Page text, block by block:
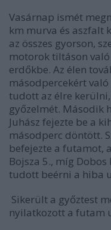
Vasárnap ismét
km murva és aszfalt
az összes gyorson,
motorok tiltáson
erdőkbe. Az élen
másodpercekért való
tudott az élre
győzelmét. Második
Juhász fejezte be a
másodperc döntött.
befejezte a futamot,
Bojsza 5., míg
tudott beérni a hiba
Sikerült a győztest
nyilatkozott a futam